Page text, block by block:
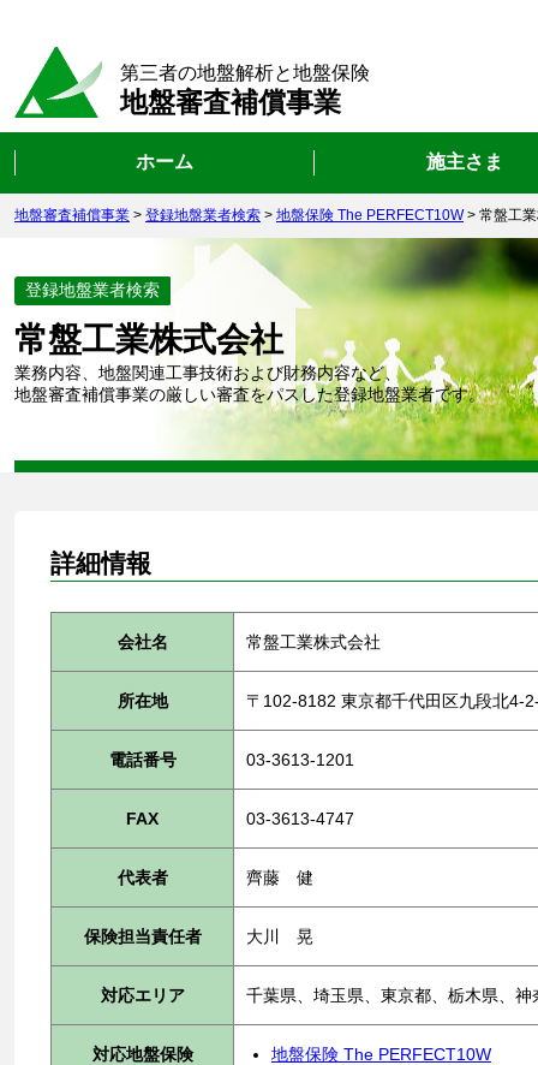
第三者の地盤解析と地盤保険
地盤審査補償事業
ホーム 施主さま
地盤審査補償事業 > 登録地盤業者検索 > 地盤保険 The PERFECT10W> 常盤工
登録地盤業者検索
常盤工業株式会社
業務内容、地盤関連工事技術および財務内容など、
地盤審査補償事業の厳しい審査をパスした登録地盤業者です。
詳細情報
会社名 常盤工業株式会社
所在地 〒102-8182 東京都千代田区九段北4-
電話番号 03-3613-1201
FAX 03-3613-4747
代表者 齊藤 健
保険担当責任者 大川 晃
対応エリア 千葉県、埼玉県、東京都、栃木県、
対応地盤保険 地盤保険 The PERFECT10W